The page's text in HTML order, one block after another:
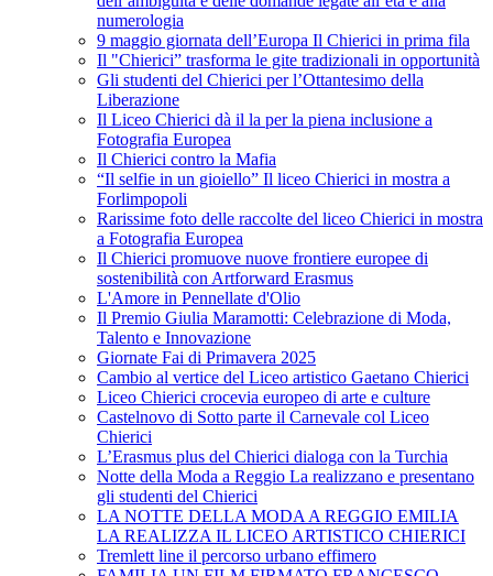
numerologia
9 maggio giornata dell’Europa Il Chierici in prima fila
Il "Chierici” trasforma le gite tradizionali in opportunità
Gli studenti del Chierici per l’Ottantesimo della
Liberazione
Il Liceo Chierici dà il la per la piena inclusione a
Fotografia Europea
Il Chierici contro la Mafia
“Il selfie in un gioiello” Il liceo Chierici in mostra a
Forlimpopoli
Rarissime foto delle raccolte del liceo Chierici in mostra
a Fotografia Europea
Il Chierici promuove nuove frontiere europee di
sostenibilità con Artforward Erasmus
L'Amore in Pennellate d'Olio
Il Premio Giulia Maramotti: Celebrazione di Moda,
Talento e Innovazione
Giornate Fai di Primavera 2025
Cambio al vertice del Liceo artistico Gaetano Chierici
Liceo Chierici crocevia europeo di arte e culture
Castelnovo di Sotto parte il Carnevale col Liceo
Chierici
L’Erasmus plus del Chierici dialoga con la Turchia
Notte della Moda a Reggio La realizzano e presentano
gli studenti del Chierici
LA NOTTE DELLA MODA A REGGIO EMILIA
LA REALIZZA IL LICEO ARTISTICO CHIERICI
Tremlett line il percorso urbano effimero